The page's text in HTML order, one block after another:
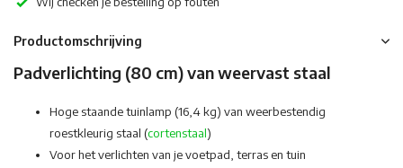
Productomschrijving
Padverlichting (80 cm) van weervast staal
Hoge staande tuinlamp (16,4 kg) van weerbestendig
roestkleurig staal (cortenstaal)
Voor het verlichten van je voetpad, terras en tuin